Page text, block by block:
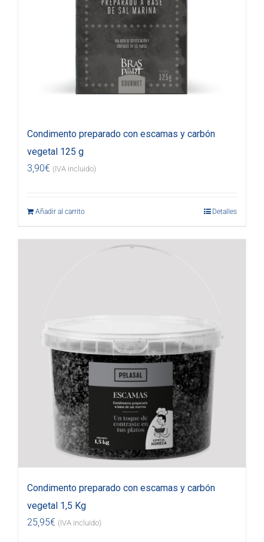
Condimento preparado con escamas y carbón
vegetal 125 g
3,90€ (IVA incluido)
Añadir al carrito Detalles
Condimento preparado con escamas y carbón
vegetal 1,5 Kg
25,95€ (IVA incluido)